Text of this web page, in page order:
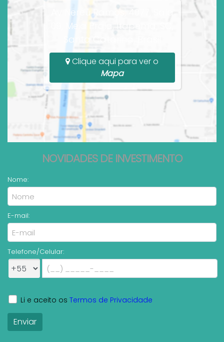
Av Nereu Ramos, 4077, Sala
09, Meia Praia, Itapema, SC,
Santa Catarina, Brasil
Clique aqui para ver o
Mapa
NOVIDADES DE INVESTIMENTO
Nome:
E-mail:
Telefone/Celular:
Li e aceito os Termos de Privacidade